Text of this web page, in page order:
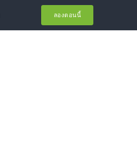
ลองตอนนี้